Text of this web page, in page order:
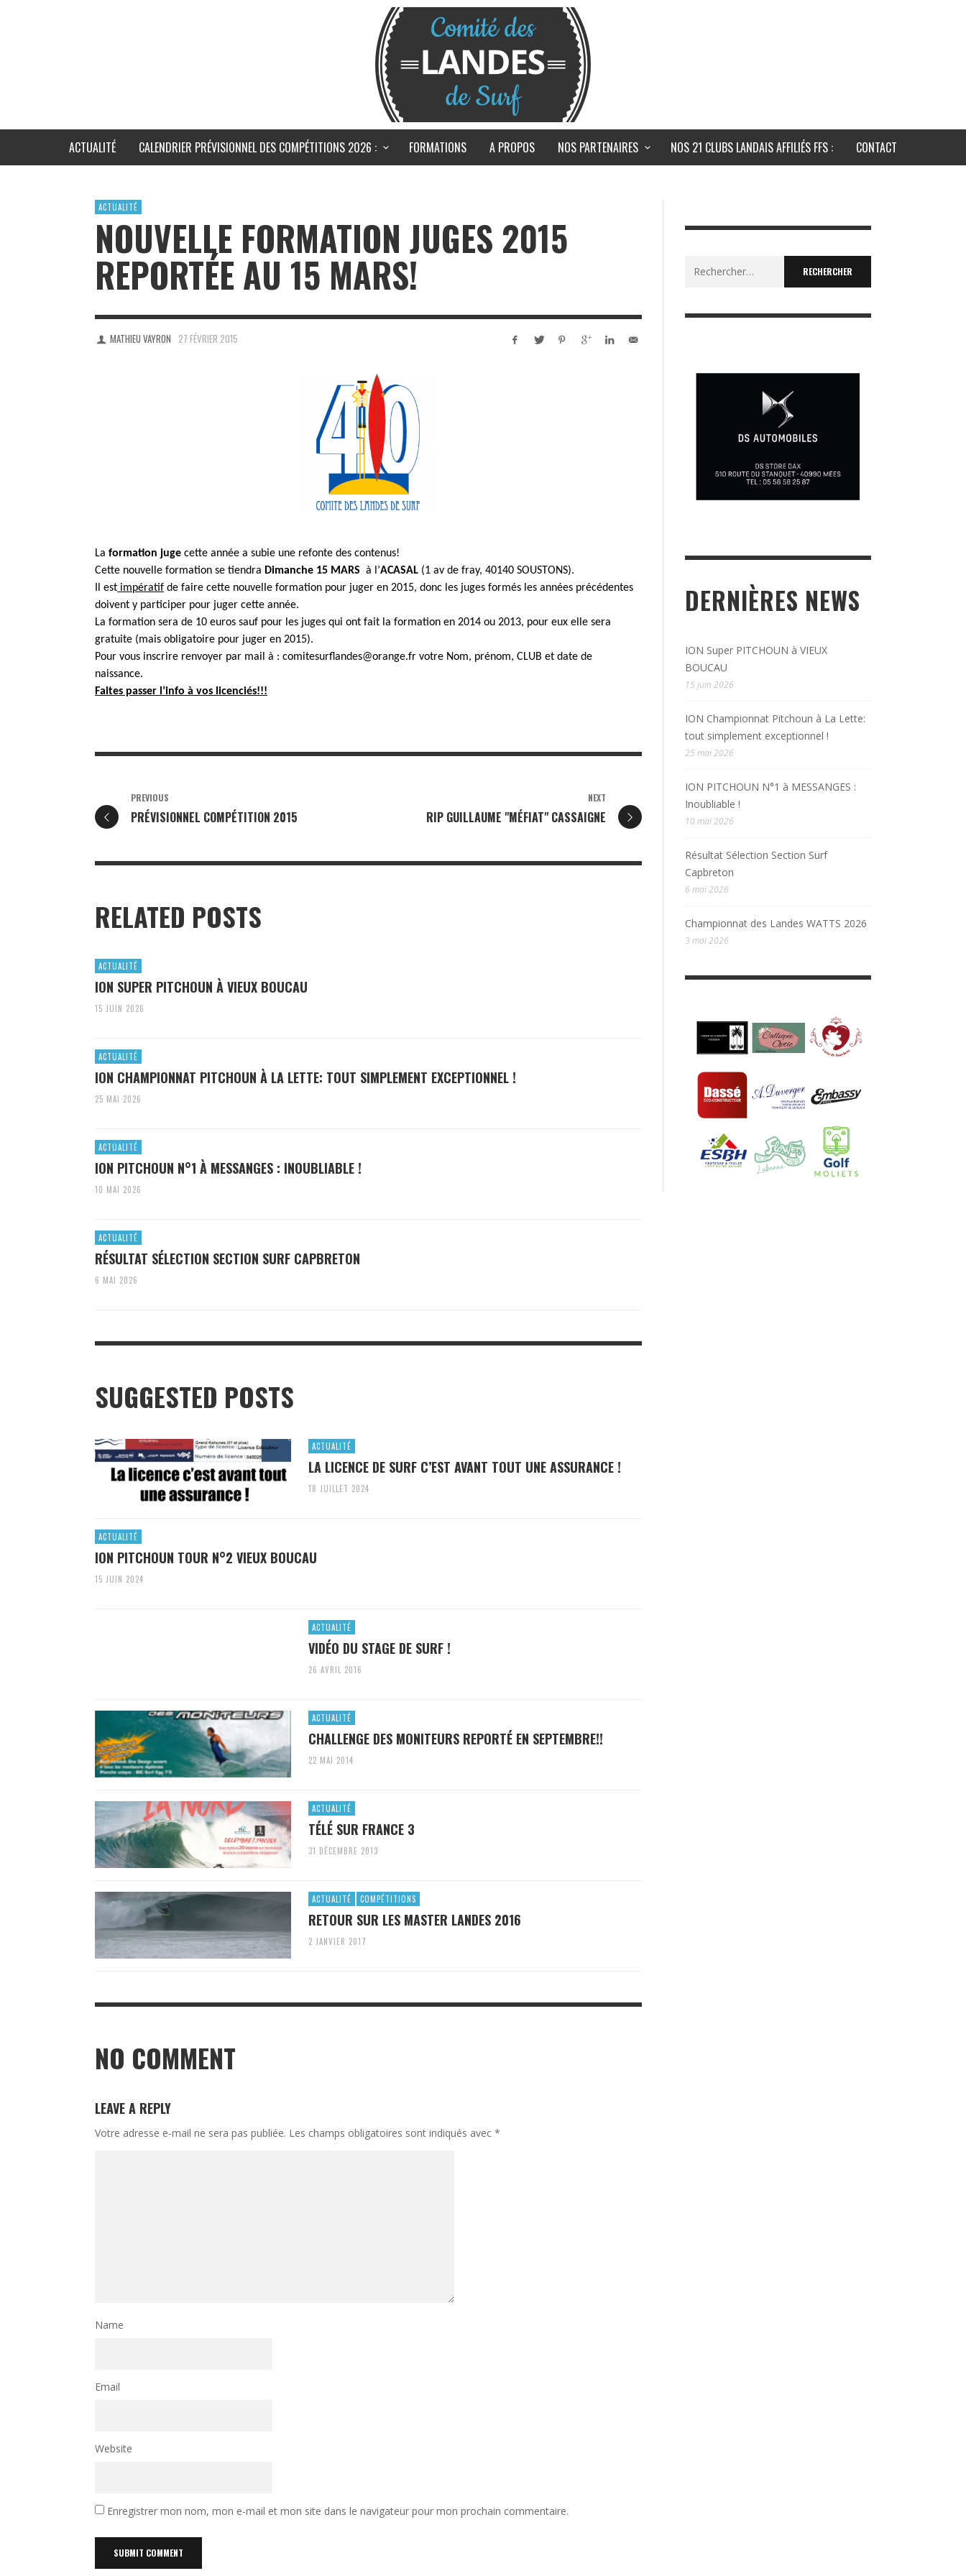
ACTUALITÉ CALENDRIER PRÉVISIONNEL DES COMPÉTITIONS 2026 : FORMATIONS A PROPOS NOS PARTENAIRES NOS 21 CLUBS LANDAIS AFFILIÉS FFS : CONTACT
ACTUALITÉ
NOUVELLE FORMATION JUGES 2015
REPORTÉE AU 15 MARS!
MATHIEU VAYRON 27 FÉVRIER 2015
La formation juge cette année a subie une refonte des contenus!
Cette nouvelle formation se tiendra Dimanche 15 MARS à l’ACASAL (1 av de fray, 40140 SOUSTONS).
Il est impératif de faire cette nouvelle formation pour juger en 2015, donc les juges formés les années précédentes
doivent y participer pour juger cette année.
La formation sera de 10 euros sauf pour les juges qui ont fait la formation en 2014 ou 2013, pour eux elle sera
gratuite (mais obligatoire pour juger en 2015).
Pour vous inscrire renvoyer par mail à : comitesurflandes@orange.fr votre Nom, prénom, CLUB et date de
naissance.
Faites passer l’info à vos licenciés!!!
PREVIOUS
PRÉVISIONNEL COMPÉTITION 2015
NEXT
RIP GUILLAUME "MÉFIAT" CASSAIGNE
RELATED POSTS
ACTUALITÉ
ION SUPER PITCHOUN À VIEUX BOUCAU
15 JUIN 2026
ACTUALITÉ
ION CHAMPIONNAT PITCHOUN À LA LETTE: TOUT SIMPLEMENT EXCEPTIONNEL !
25 MAI 2026
ACTUALITÉ
ION PITCHOUN N°1 À MESSANGES : INOUBLIABLE !
10 MAI 2026
ACTUALITÉ
RÉSULTAT SÉLECTION SECTION SURF CAPBRETON
6 MAI 2026
SUGGESTED POSTS
ACTUALITÉ
LA LICENCE DE SURF C’EST AVANT TOUT UNE ASSURANCE !
18 JUILLET 2024
ACTUALITÉ
ION PITCHOUN TOUR N°2 VIEUX BOUCAU
15 JUIN 2024
ACTUALITÉ
VIDÉO DU STAGE DE SURF !
26 AVRIL 2016
ACTUALITÉ
CHALLENGE DES MONITEURS REPORTÉ EN SEPTEMBRE!!
22 MAI 2014
ACTUALITÉ
TÉLÉ SUR FRANCE 3
31 DÉCEMBRE 2013
ACTUALITÉ COMPÉTITIONS
RETOUR SUR LES MASTER LANDES 2016
2 JANVIER 2017
NO COMMENT
LEAVE A REPLY
Votre adresse e-mail ne sera pas publiée. Les champs obligatoires sont indiqués avec *
Name
Email
Website
Enregistrer mon nom, mon e-mail et mon site dans le navigateur pour mon prochain commentaire.
DERNIÈRES NEWS
ION Super PITCHOUN à VIEUX
BOUCAU
15 juin 2026
ION Championnat Pitchoun à La Lette:
tout simplement exceptionnel !
25 mai 2026
ION PITCHOUN N°1 à MESSANGES :
Inoubliable !
10 mai 2026
Résultat Sélection Section Surf
Capbreton
6 mai 2026
Championnat des Landes WATTS 2026
3 mai 2026